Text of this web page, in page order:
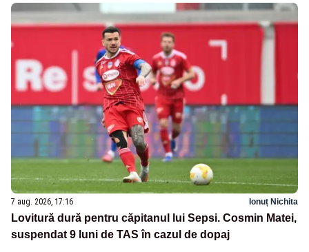
7 aug. 2026, 17:16 Ionuț Nichita
Lovitură dură pentru căpitanul lui Sepsi. Cosmin Matei,
suspendat 9 luni de TAS în cazul de dopaj